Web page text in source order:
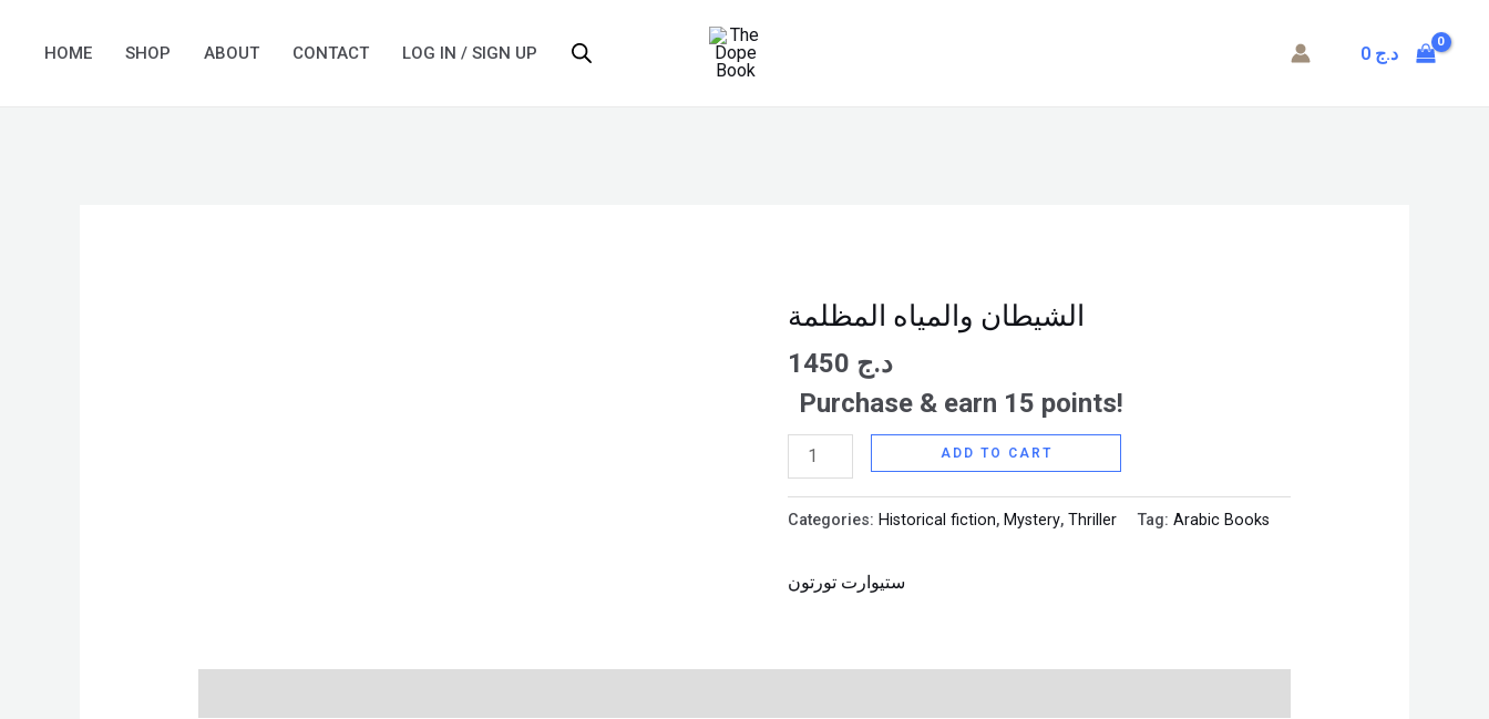
HOME SHOP ABOUT CONTACT LOG IN / SIGN UP د.ج 0
الشيطان والمياه المظلمة
د.ج
Purchase & earn 15 points!
الشيطان
المظلمة
quantity
ADD TO CART
Categories: Historical fiction, Mystery,Thriller Tag:Arabic Books
ستيوارت تورتون